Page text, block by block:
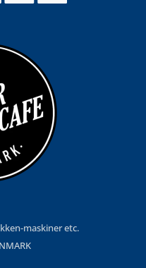
maskiner etc.